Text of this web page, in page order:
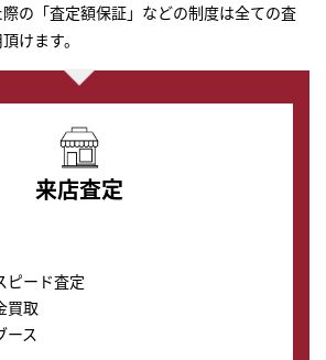
の「査定額保証」などの制度は全ての査
けます。
来店査定
ピード査定
買取
ース